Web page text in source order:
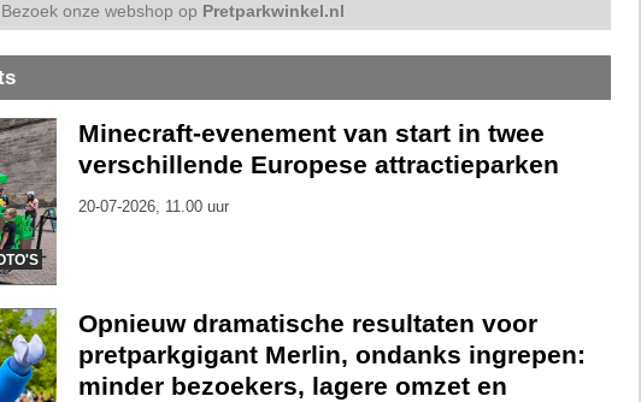
Bezoek onze webshop op Pretparkwinkel.nl
Minecraft-evenement van start in twee
verschillende Europese attractieparken
20-07-2026, 11.00 uur
Opnieuw dramatische resultaten voor
pretparkgigant Merlin, ondanks ingrepen:
minder bezoekers, lagere omzet en